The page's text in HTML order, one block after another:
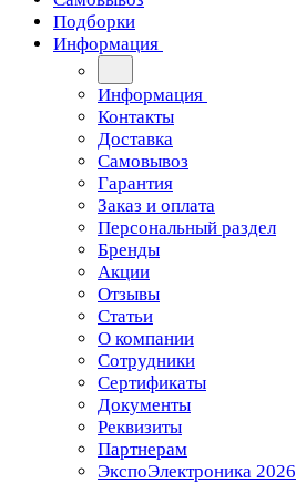
Подборки
Информация
Информация
Контакты
Доставка
Самовывоз
Гарантия
Заказ и оплата
Персональный раздел
Бренды
Акции
Отзывы
Статьи
О компании
Сотрудники
Сертификаты
Документы
Реквизиты
Партнерам
ЭкспоЭлектроника 2026